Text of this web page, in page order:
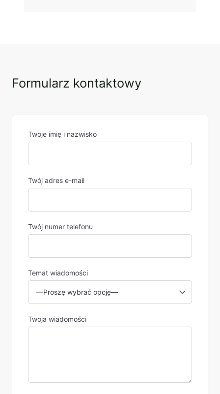
Formularz kontaktowy
Twoje imię i nazwisko
Twój adres e-mail
Twój numer telefonu
Temat wiadomości
Twoja wiadomości